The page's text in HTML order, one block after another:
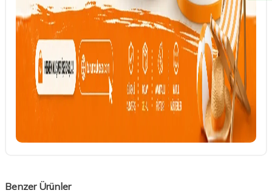
Benzer Ürünler